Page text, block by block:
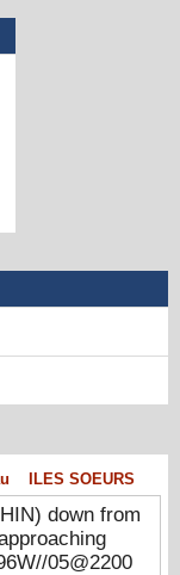
ILES SOEURS
down from
05@2200